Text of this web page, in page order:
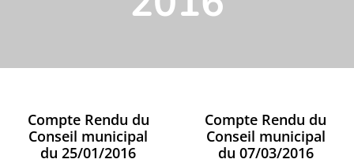
Découvrir le village
Compte Rendu du
Conseil municipal
du 25/01/2016
Compte Rendu du
Conseil municipal
du 07/03/2016